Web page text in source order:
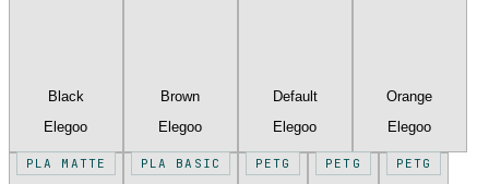
Black
Elegoo
Brown
Elegoo
Default
Elegoo
Orange
Elegoo
PLA MATTE PLA BASIC PETG PETG PETG